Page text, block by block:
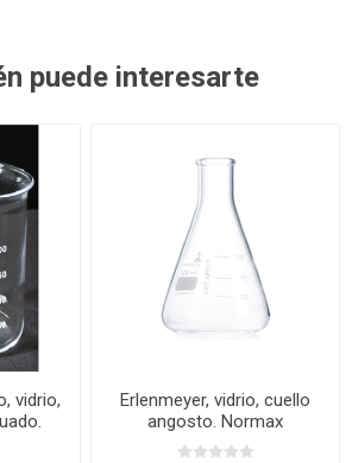
puede interesarte
vidrio,
Erlenmeyer, vidrio, cuello
angosto. Normax